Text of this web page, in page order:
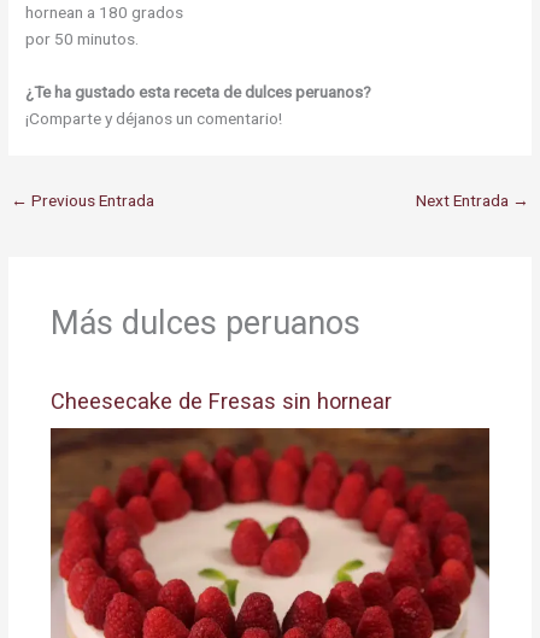
hornean a 180 grados
por 50 minutos.
¿Te ha gustado esta receta de dulces peruanos?
¡Comparte y déjanos un comentario!
← Previous Entrada Next Entrada →
Más dulces peruanos
Cheesecake de Fresas sin hornear